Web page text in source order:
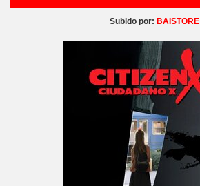
Subido por: BAISTORE